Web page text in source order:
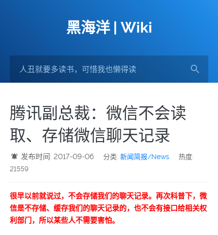
黑海洋 | Wiki
腾讯副总裁：微信不会读
取、存储微信聊天记录
发布时间: 2017-09-06 分类:新闻简报/News
热度:
21559
很早以前就说过，不会存储我们的聊天记录。再次科普下，微
信是不存储、缓存我们的聊天记录的，也不会有接口给相关权
利部门，所以某些人不需要害怕。